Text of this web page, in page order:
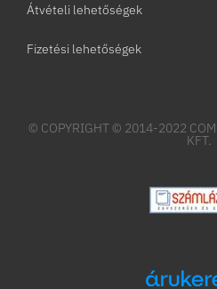
Átvételi lehetőségek
Fizetési lehetőségek
© COPYRIGHT © 2014-2022
KFT.